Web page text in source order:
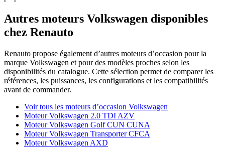
Autres moteurs Volkswagen disponibles
chez Renauto
Renauto propose également d’autres moteurs d’occasion pour la
marque Volkswagen et pour des modèles proches selon les
disponibilités du catalogue. Cette sélection permet de comparer les
références, les puissances, les configurations et les compatibilités
avant de commander.
Voir tous les moteurs d’occasion Volkswagen
Moteur Volkswagen 2.0 TDI AZV
Moteur Volkswagen Golf CUN CUNA
Moteur Volkswagen Transporter CFCA
Moteur Volkswagen AXD